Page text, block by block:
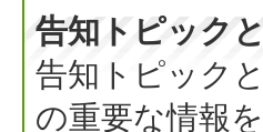
告知トピック
告知トピック
の重要な情報